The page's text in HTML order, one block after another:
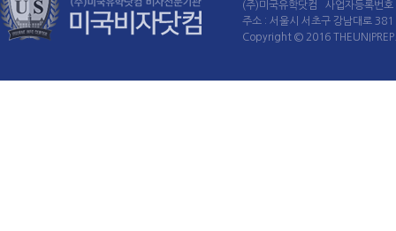
(주)미국유학닷컴 사업자등록번
주소 : 서울시 서초구 강남대로
Copyright © 2016